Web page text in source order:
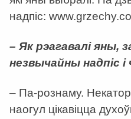
надпіс:
– Як рэагавалі яны,
незвычайны надпіс
– Па-рознаму.
наогул цікавіцца